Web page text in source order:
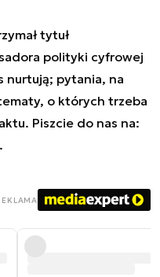
tytuł
polityki cyfrowej
nurtują; pytania, na
o których trzeba
Piszcie do nas na:
.